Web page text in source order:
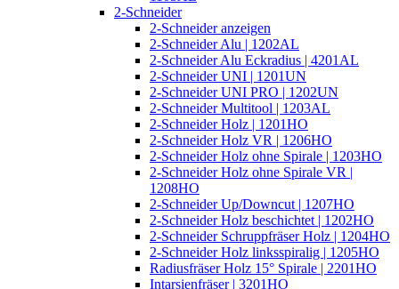
2-Schneider
2-Schneider anzeigen
2-Schneider Alu | 1202AL
2-Schneider Alu Eckradius | 4201AL
2-Schneider UNI | 1201UN
2-Schneider UNI PRO | 1202UN
2-Schneider Multitool | 1203AL
2-Schneider Holz | 1201HO
2-Schneider Holz VR | 1206HO
2-Schneider Holz ohne Spirale | 1203HO
2-Schneider Holz ohne Spirale VR |
1208HO
2-Schneider Up/Downcut | 1207HO
2-Schneider Holz beschichtet | 1202HO
2-Schneider Schruppfräser Holz | 1204HO
2-Schneider Holz linksspiralig | 1205HO
Radiusfräser Holz 15° Spirale | 2201HO
Intarsienfräser | 3201HO